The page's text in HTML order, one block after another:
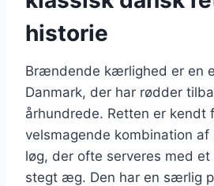
historie
Brændende kærlighed er en
Danmark, der har rødder
århundrede. Retten er kendt
velsmagende kombination
løg, der ofte serveres med
stegt æg. Den har en særlig